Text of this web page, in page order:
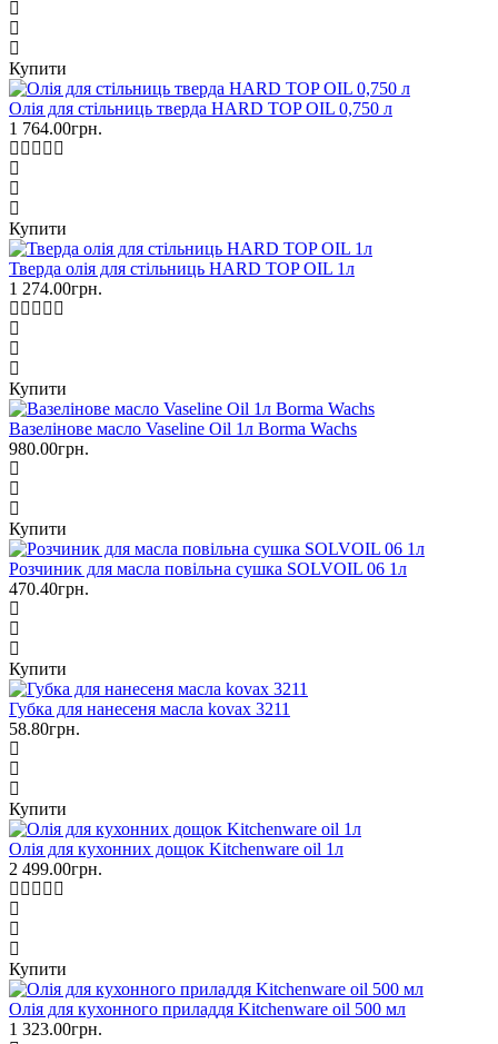
Купити
Олія для стільниць тверда HARD TOP OIL 0,750 л
1 764.00грн.
Купити
Тверда олія для стільниць HARD TOP OIL 1л
1 274.00грн.
Купити
Вазелінове масло Vaseline Oil 1л Borma Wachs
980.00грн.
Купити
Розчиник для масла повільна сушка SOLVOIL 06 1л
470.40грн.
Купити
Губка для нанесеня масла kovax 3211
58.80грн.
Купити
Олія для кухонних дощок Kitchenware oil 1л
2 499.00грн.
Купити
Олія для кухонного приладдя Kitchenware oil 500 мл
1 323.00грн.